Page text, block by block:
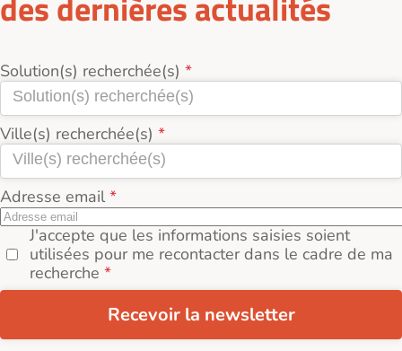
Solution(s) recherchée(s)
Ville(s) recherchée(s)
Adresse email
J'accepte que les informations saisies soient
utilisées pour me recontacter dans le cadre de ma
recherche
Recevoir la newsletter